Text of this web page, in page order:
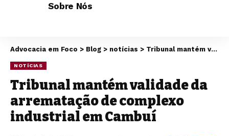
Sobre Nós
Advocacia em Foco > Blog > notícias > Tribunal mantém validade da arrematação de complexo industrial em Cambuí
NOTÍCIAS
Tribunal mantém validade da
arrematação de complexo
industrial em Cambuí